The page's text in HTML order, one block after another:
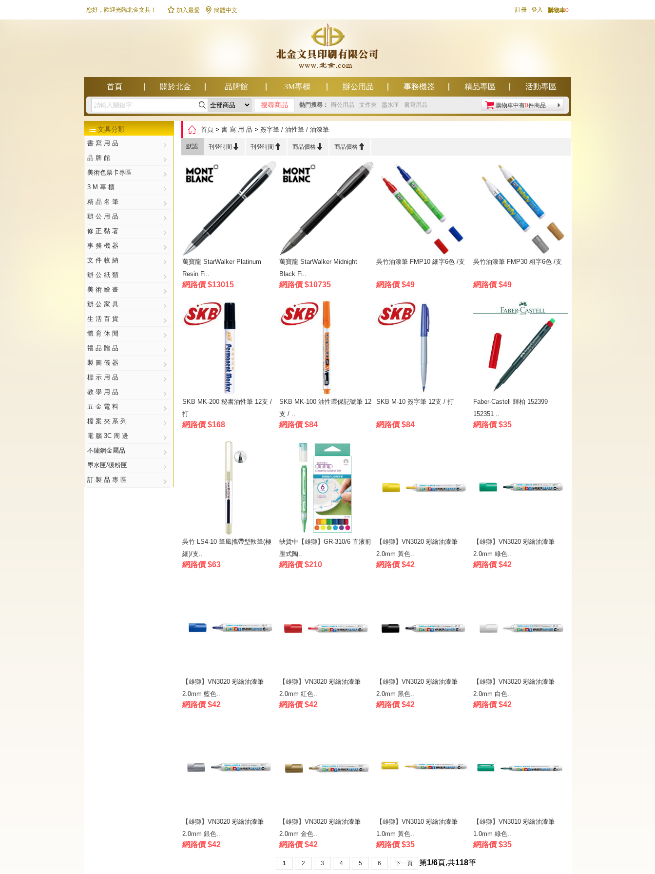
註冊 登入 購物車0
您好，歡迎光臨北金文具！  加入最愛  簡體中文
首頁 關於北金 品牌館 3M專櫃 辦公用品 事務機器 精品專區 活動專區
幫助中心  熱門搜尋： 辦公用品 文件夾 墨水匣 書寫用品 購物車中有0件商品
文具分類
書 寫 用 品
品 牌 館
美術色票卡專區
3 M 專 櫃
精 品 名 筆
辦 公 用 品
修 正 黏 著
事 務 機 器
文 件 收 納
辦 公 紙 類
美 術 繪 畫
辦 公 家 具
生 活 百 貨
體 育 休 閒
禮 品 贈 品
製 圖 儀 器
標 示 用 品
教 學 用 品
五 金 電 料
檔 案 夾 系 列
電 腦 3C 周 邊
不鏽鋼金屬品
墨水匣/碳粉匣
訂 製 品 專 區
 首頁 > 書 寫 用 品 > 簽字筆 / 油性筆 / 油漆筆
默認 刊登時間  刊登時間  商品價格  商品價格 
萬寶龍 StarWalker Platinum
Resin Fi..
網路價 $13015
萬寶龍 StarWalker Midnight
Black Fi..
網路價 $10735
吳竹油漆筆 FMP10 細字6色 /支
網路價 $49
吳竹油漆筆 FMP30 粗字6色 /支
網路價 $49
SKB MK-200 秘書油性筆 12支 /
打
網路價 $168
SKB MK-100 油性環保記號筆 12
支 / ..
網路價 $84
SKB M-10 簽字筆 12支 / 打
網路價 $84
Faber-Castell 輝柏 152399
152351 ..
網路價 $35
吳竹 LS4-10 筆風攜帶型軟筆(極
細)/支..
網路價 $63
缺貨中【雄獅】GR-310/6 直液前
壓式陶..
網路價 $210
【雄獅】VN3020 彩繪油漆筆
2.0mm 黃色..
網路價 $42
【雄獅】VN3020 彩繪油漆筆
2.0mm 綠色..
網路價 $42
【雄獅】VN3020 彩繪油漆筆
2.0mm 藍色..
網路價 $42
【雄獅】VN3020 彩繪油漆筆
2.0mm 紅色..
網路價 $42
【雄獅】VN3020 彩繪油漆筆
2.0mm 黑色..
網路價 $42
【雄獅】VN3020 彩繪油漆筆
2.0mm 白色..
網路價 $42
【雄獅】VN3020 彩繪油漆筆
2.0mm 銀色..
網路價 $42
【雄獅】VN3020 彩繪油漆筆
2.0mm 金色..
網路價 $42
【雄獅】VN3010 彩繪油漆筆
1.0mm 黃色..
網路價 $35
【雄獅】VN3010 彩繪油漆筆
1.0mm 綠色..
網路價 $35
1 2 3 4 5 6 下一頁 第1/6頁,共118筆